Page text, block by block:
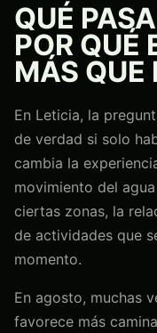
QUÉ
POR QUÉ
MÁS
En Leticia, la
de verdad si solo
cambia la
movimiento del
ciertas zonas, la
de actividades que
momento.
En agosto, muchas
favorece más